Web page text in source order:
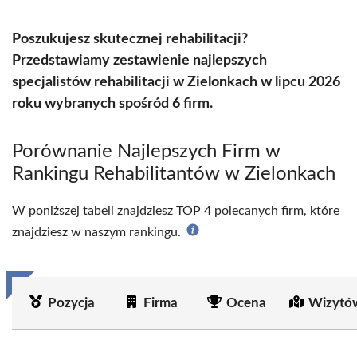
Poszukujesz skutecznej rehabilitacji?
Przedstawiamy zestawienie najlepszych
specjalistów rehabilitacji w Zielonkach w lipcu 2026
roku wybranych spośród 6 firm.
Porównanie Najlepszych Firm w
Rankingu Rehabilitantów w Zielonkach
W poniższej tabeli znajdziesz TOP 4 polecanych firm, które
znajdziesz w naszym rankingu.
Pozycja Firma Ocena